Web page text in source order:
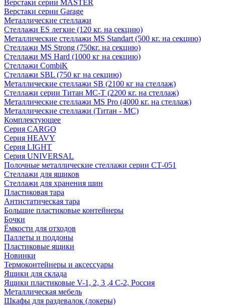
Верстаки серии MASTER
Верстаки серии Garage
Металлические стеллажи
Стеллажи ES легкие (120 кг. на секцию)
Металлические стеллажи MS Standart (500 кг. на секцию)
Стеллажи MS Strong (750кг. на секцию)
Стеллажи MS Hard (1000 кг на секцию)
Стеллажи CombiK
Стеллажи SBL (750 кг на секцию)
Металлические стеллажи SB (2100 кг на стеллаж)
Стеллажи серии Титан МС-Т (2200 кг. на стеллаж)
Металлические стеллажи MS Pro (4000 кг. на стеллаж)
Металлические стеллажи (Титан - МС)
Комплектующее
Серия CARGO
Серия HEAVY
Серия LIGHT
Серия UNIVERSAL
Полочные металлические стеллажи серии СТ-051
Стеллажи для ящиков
Стеллажи для хранения шин
Пластиковая тара
Антистатическая тара
Большие пластиковые контейнеры
Бочки
Ёмкости для отходов
Паллеты и поддоны
Пластиковые ящики
Новинки
Термоконтейнеры и аксессуары
Ящики для склада
Ящики пластиковые V-1, 2, 3 ,4 С-2, Россия
Металлическая мебель
Шкафы для раздевалок (локеры)